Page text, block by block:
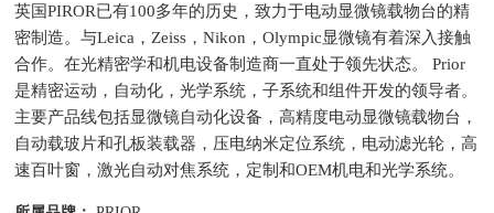
英国PIROR已有100多年的历史，致力于电动显微镜载物台的精
密制造。与Leica，Zeiss，Nikon，Olympic显微镜有着深入接触
合作。在光精密学和机电设备制造商一直处于领先状态。 Prior
是精密运动，自动化，光学系统，子系统和组件开发的领导者。
主要产品线包括显微镜自动化设备，高精度电动显微镜载物台，
自动载玻片和孔板装载器，压电纳米定位系统，电动滤光轮，高
速百叶窗，激光自动对焦系统，定制和OEM机电和光学系统。